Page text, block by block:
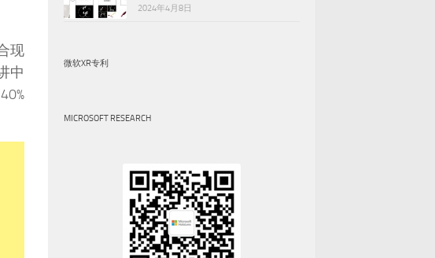
现
中
2024年4月8日
微软XR专利
MICROSOFT RESEARCH